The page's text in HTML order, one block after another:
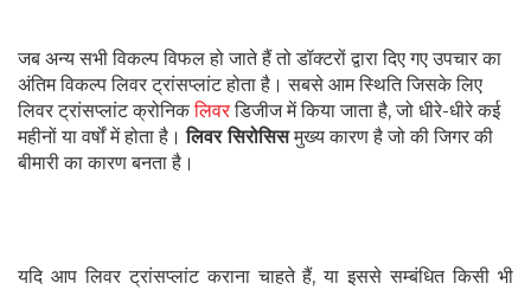
जब अन्य सभी विकल्प विफल हो जाते हैं तो डॉक्टरों द्वारा दिए गए उपचार का
अंतिम विकल्प लिवर ट्रांसप्लांट होता है। सबसे आम स्थिति जिसके लिए
लिवर ट्रांसप्लांट क्रोनिकलिवरडिजीज में किया जाता है, जो धीरे-धीरे कई
महीनों या वर्षों में होता है।लिवर सिरोसिसमुख्य कारण है जो की जिगर की
बीमारी का कारण बनता है।
यदि आप लिवर ट्रांसप्लांट कराना चाहते हैं, या इससे सम्बंधित किसी भी